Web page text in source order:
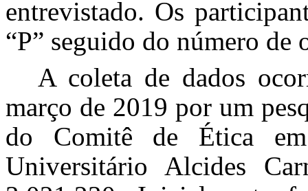
entrevistado. Os
“P” seguido do número de
A coleta de dados
março de 2019 por um
do Comitê de Ética
Universitário Alcides